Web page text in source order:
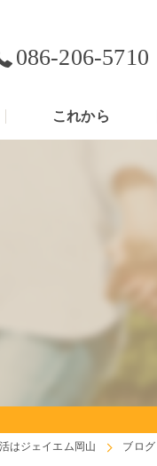
086-206-5710
これから
はジェイエム岡山 ブログ